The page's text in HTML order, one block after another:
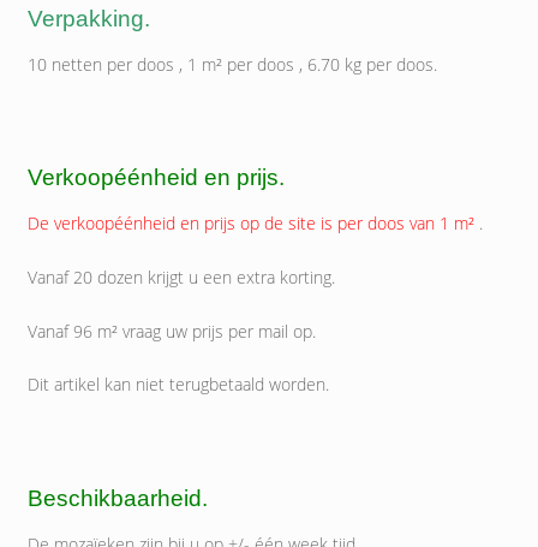
Verpakking.
10 netten per doos , 1 m² per doos , 6.70 kg per doos.
Verkoopéénheid en prijs.
De verkoopéénheid en prijs op de site is per doos van 1 m².
Vanaf 20 dozen krijgt u een extra korting.
Vanaf 96 m² vraag uw prijs per mail op.
Dit artikel kan niet terugbetaald worden.
Beschikbaarheid.